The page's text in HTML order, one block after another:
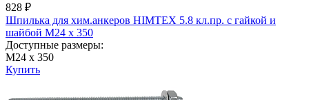
828 ₽
Шпилька для хим.анкеров HIMTEX 5.8 кл.пр. с гайкой и
шайбой М24 х 350
Доступные размеры:
М24 х 350
Купить